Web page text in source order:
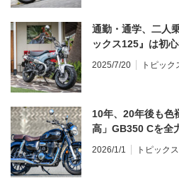
通勤・通学、二人
ックス125』は初
2025/7/20 トピック
10年、20年後も色
高」GB350 Cを全
2026/1/1 トピックス